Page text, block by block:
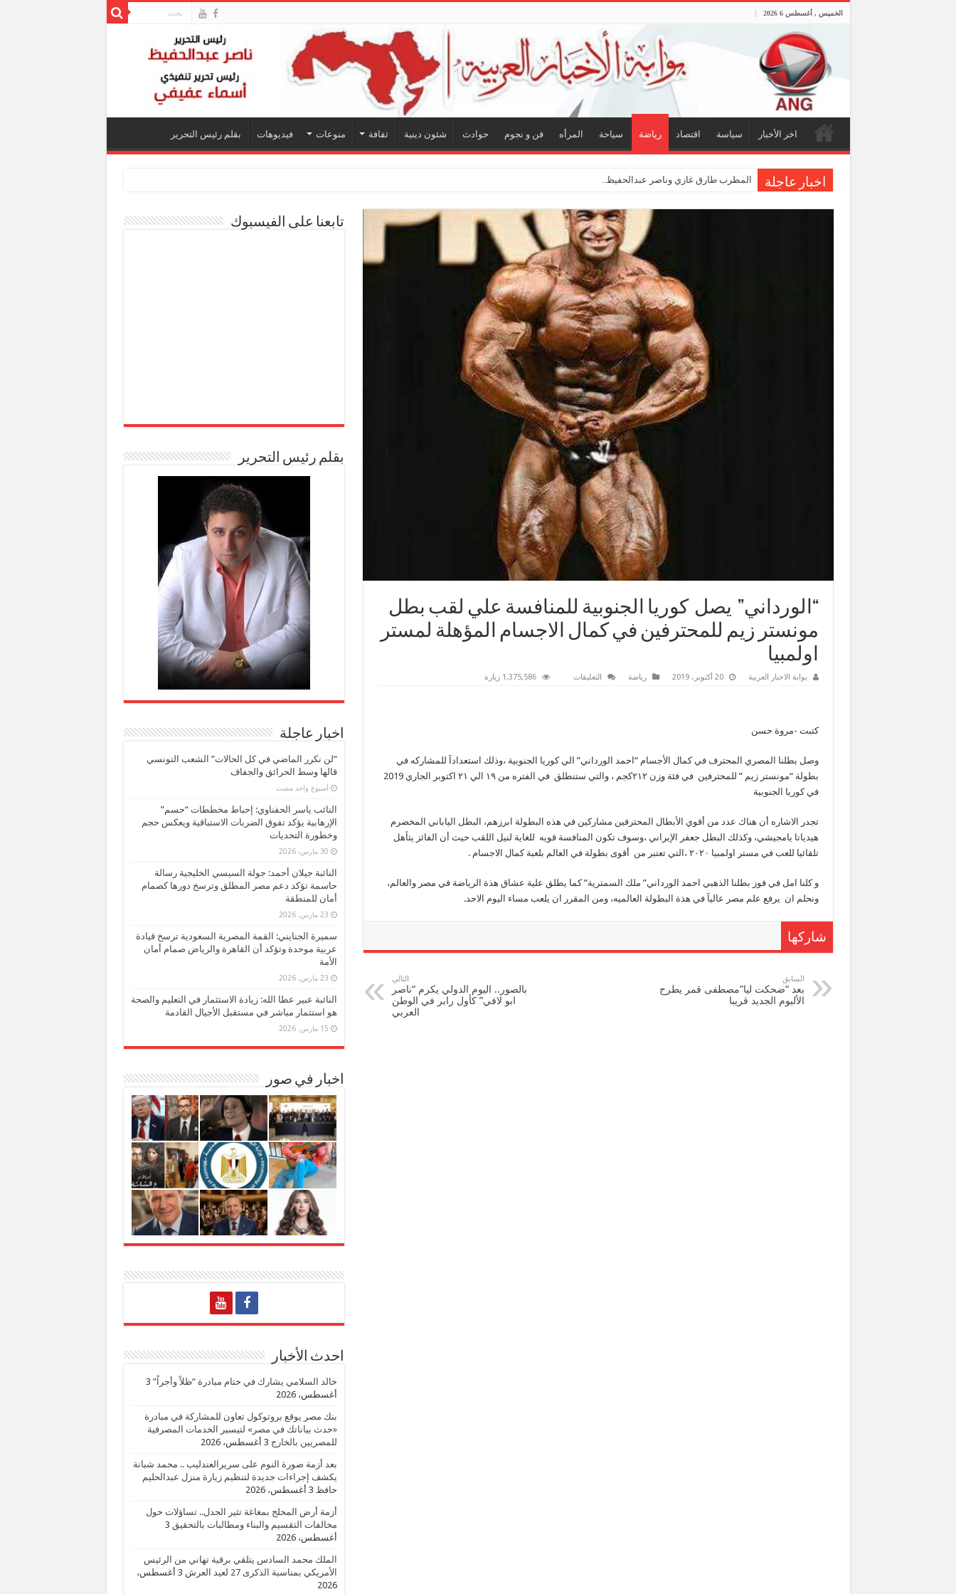
الخميس , أغسطس 6 2026
اخر الأخبار سياسة اقتصاد رياضة سياحة المرأه فن و نجوم حوادث شئون دينية ثقافة منوعات فيديوهات بقلم رئيس التحرير
اخبار عاجلة المطرب طارق غازي وناصر عبدالحفيظ.. شراكة فنية ترسم
“الورداني” يصل كوريا الجنوبية للمنافسة علي لقب بطل
مونستر زيم للمحترفين في كمال الاجسام المؤهلة لمستر
اولمبيا
بوابة الاخبار العربية 20 أكتوبر، 2019 رياضة التعليقات
مونستر
للمحترفين
لمستر
اولمبيا
مغلقة
1,375,586 زيارة
كتبت -مروة حسن
وصل بطلنا المصري المحترف في كمال الأجسام “احمد الورداني” الي كوريا الجنوبية ،وذلك استعدادآ للمشاركه في
بطولة “مونستر زيم ” للمحترفين في فئة وزن ٢١٢كجم ، والتي ستنطلق في الفتره من ١٩ الي ٢١ اكتوبر 201‪9 الجاري
في كوريا الجنوبية
تجدر الاشاره أن هناك عدد من أقوي الأبطال المحترفين مشاركين في هذه البطولة ابرزهم، البطل الياباني المخضرم
هيدياتا يامجيشي، وكذلك البطل جعفر الإيراني ،وسوف تكون المنافسة قويه للغاية لنيل اللقب حيث أن الفائز يتأهل
تلقائيا للعب في مستر اولمبيا ٢٠٢٠ ،التي تعتبر من أقوى بطولة في العالم بلعبة كمال الاجسام .
و كلنا امل في فوز بطلنا الذهبي احمد الورداني” ملك السمترية” كما يطلق علية عشاق هذة الرياضة في مصر والعالم،
ونحلم ان يرفع علم مصر عاليآ في هذة البطولة العالميه، ومن المقرر ان يلعب مساء اليوم الاحد.
شاركها
السابق
بعد “ضحكت ليا”مصطفى قمر يطرح
الألبوم الجديد قريبا
التالي
بالصور.. اليوم الدولي يكرم “ناصر
ابو لافي” كأول رابر في الوطن
العربي
تابعنا على الفيسبوك
بقلم رئيس التحرير
اخبار عاجلة
“لن نكرر الماضي في كل الحالات” الشعب التونسي
قالها وسط الحرائق والجفاف
‏أسبوع واحد مضت
النائب ياسر الحفناوي: إحباط مخططات “حسم”
الإرهابية يؤكد تفوق الضربات الاستباقية ويعكس حجم
وخطورة التحديات
30 مارس، 2026
النائبة جيلان أحمد: جولة السيسي الخليجية رسالة
حاسمة تؤكد دعم مصر المطلق وترسخ دورها كصمام
أمان للمنطقة
23 مارس، 2026
سميرة الجنايني: القمة المصرية السعودية ترسخ قيادة
عربية موحدة وتؤكد أن القاهرة والرياض صمام أمان
الأمة
23 مارس، 2026
النائبة عبير عطا الله: زيادة الاستثمار في التعليم والصحة
هو استثمار مباشر في مستقبل الأجيال القادمة
15 مارس، 2026
اخبار في صور
احدث الأخبار
خالد السلامي يشارك في ختام مبادرة “ظلاً وأجراً” 3
أغسطس، 2026
بنك مصر يوقع بروتوكول تعاون للمشاركة في مبادرة
«حدث بياناتك في مصر» لتيسير الخدمات المصرفية
للمصريين بالخارج 3 أغسطس، 2026
بعد أزمة صورة النوم على سريرالعندليب .. محمد شبانة
يكشف إجراءات جديدة لتنظيم زيارة منزل عبدالحليم
حافظ 3 أغسطس، 2026
أزمة أرض المحلج بمغاغة تثير الجدل.. تساؤلات حول
مخالفات التقسيم والبناء ومطالبات بالتحقيق 3
أغسطس، 2026
الملك محمد السادس يتلقي برقية تهاني من الرئيس
الأمريكي بمناسبة الذكرى 27 لعيد العرش
3 أغسطس،
2026